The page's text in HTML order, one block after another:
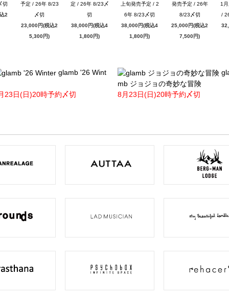
切
2
予定 / 26年 8/23
〆切
23,000円(税込2
5,300円)
定 / 26年 8/23〆
切
38,000円(税込4
1,800円)
上旬発売予定 / 2
6年 8/23〆切
38,000円(税込4
1,800円)
発売予定 / 26年
8/23〆切
25,000円(税込2
7,500円)
1
/
glamb '26 Wint
23日(日)20時予約〆切
mb ジョジョの奇妙な冒険
8月23日(日)20時予約〆切